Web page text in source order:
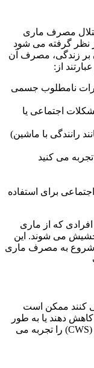
مصرف ماری
نظر گرفته می شود
بر زندگی، مصرف آن
از:
اثرات نامطلوب جسمی
اجتماعی یا
رانندگی با ماشین)
می کنید
برای استفاده
که حدود 30 درصد از افرادی که از ماری
حشیش می شوند. این
که قبل از سن 18 سالگی شروع به مصرف ماری
کنند ممکن است
دهند یا به طور
کلی متوقف کنند، علائم سندرم ترک حشیش (CWS) را تجربه می